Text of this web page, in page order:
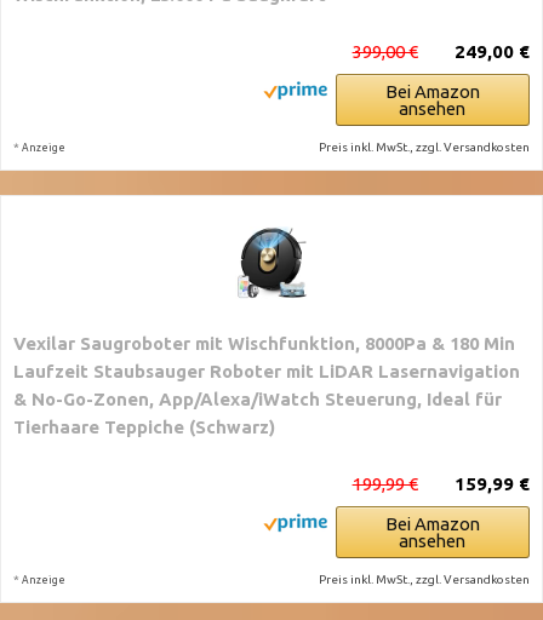
249,00 €
399,00 €
Bei Amazon
ansehen
* Anzeige Preis inkl. MwSt., zzgl. Versandkosten
Vexilar Saugroboter mit Wischfunktion, 8000Pa & 180 Min
Laufzeit Staubsauger Roboter mit LiDAR Lasernavigation
& No-Go-Zonen, App/Alexa/iWatch Steuerung, Ideal für
Tierhaare Teppiche (Schwarz)
159,99 €
199,99 €
Bei Amazon
ansehen
* Anzeige Preis inkl. MwSt., zzgl. Versandkosten